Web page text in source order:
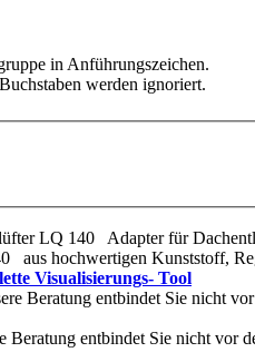
in Anführungszeichen.
werden ignoriert.
LQ 140 Adapter für
aus hochwertigen Kunststoff,
Visualisierungs- Tool
Beratung entbindet Sie nicht
Beratung entbindet Sie nicht vor